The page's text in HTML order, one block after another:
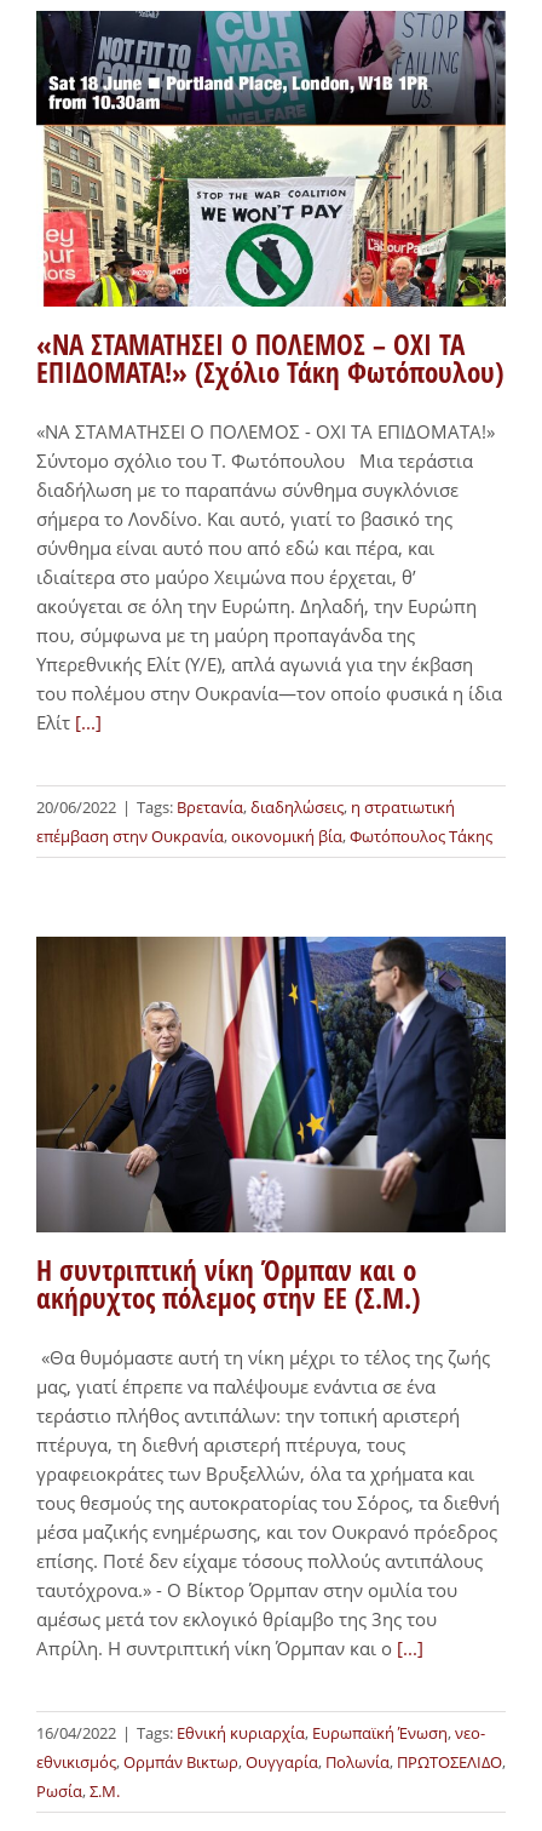
«ΝΑ ΣΤΑΜΑΤΗΣΕΙ Ο ΠΟΛΕΜΟΣ – ΟΧΙ ΤΑ
ΕΠΙΔΟΜΑΤΑ!» (Σχόλιο Τάκη Φωτόπουλου)
«ΝΑ ΣΤΑΜΑΤΗΣΕΙ Ο ΠΟΛΕΜΟΣ - ΟΧΙ ΤΑ ΕΠΙΔΟΜΑΤΑ!»
Σύντομο σχόλιο του Τ. Φωτόπουλου Μια τεράστια
διαδήλωση με το παραπάνω σύνθημα συγκλόνισε
σήμερα το Λονδίνο. Και αυτό, γιατί το βασικό της
σύνθημα είναι αυτό που από εδώ και πέρα, και
ιδιαίτερα στο μαύρο Χειμώνα που έρχεται, θ’
ακούγεται σε όλη την Ευρώπη. Δηλαδή, την Ευρώπη
που, σύμφωνα με τη μαύρη προπαγάνδα της
Υπερεθνικής Ελίτ (Υ/Ε), απλά αγωνιά για την έκβαση
του πολέμου στην Ουκρανία—τον οποίο φυσικά η ίδια
Ελίτ [...]
20/06/2022 | Tags: Βρετανία,διαδηλώσεις, η στρατιωτική
επέμβαση στην Ουκρανία,οικονομική βία,Φωτόπουλος Τάκης
Η συντριπτική νίκη Όρμπαν και ο
ακήρυχτος πόλεμος στην ΕΕ (Σ.Μ.)
«Θα θυμόμαστε αυτή τη νίκη μέχρι το τέλος της ζωής
μας, γιατί έπρεπε να παλέψουμε ενάντια σε ένα
τεράστιο πλήθος αντιπάλων: την τοπική αριστερή
πτέρυγα, τη διεθνή αριστερή πτέρυγα, τους
γραφειοκράτες των Βρυξελλών, όλα τα χρήματα και
τους θεσμούς της αυτοκρατορίας του Σόρος, τα διεθνή
μέσα μαζικής ενημέρωσης, και τον Ουκρανό πρόεδρος
επίσης. Ποτέ δεν είχαμε τόσους πολλούς αντιπάλους
ταυτόχρονα.» - Ο Βίκτορ Όρμπαν στην ομιλία του
αμέσως μετά τον εκλογικό θρίαμβο της 3ης του
Απρίλη. Η συντριπτική νίκη Όρμπαν και ο [...]
16/04/2022 | Tags: Εθνική κυριαρχία, Ευρωπαϊκή Ένωση,νεο-
εθνικισμός,Ορμπάν Βικτωρ,Ουγγαρία, Πολωνία, ΠΡΩΤΟΣΕΛΙΔΟ,
Ρωσία,Σ.Μ.